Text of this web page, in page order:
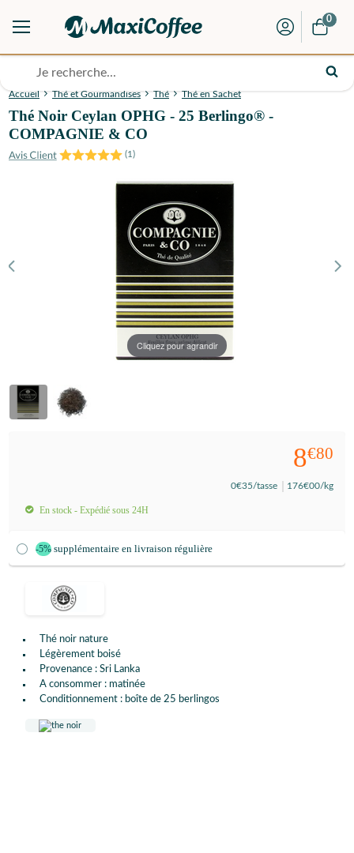
0
Accueil Thé et Gourmandises Thé Thé en Sachet
Thé Noir Ceylan OPHG - 25 Berlingo® -
COMPAGNIE & CO
(1)
Cliquez pour agrandir
Thé noir nature
Légèrement boisé
Provenance : Sri Lanka
A consommer : matinée
Conditionnement : boîte de 25 berlingos
8€80
0€35/tasse 176€00/kg
En stock - Expédié sous 24H
-5% supplémentaire en livraison régulière